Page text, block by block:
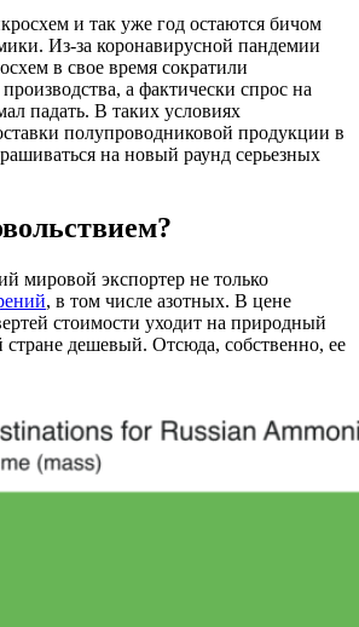
и так уже год остаются бичом
Из-за коронавирусной пандемии
в свое время сократили
а фактически спрос на
падать. В таких условиях
полупроводниковой продукции в
на новый раунд серьезных
мировой экспортер не только
, в том числе азотных. В цене
стоимости уходит на природный
стране дешевый. Отсюда, собственно, ее